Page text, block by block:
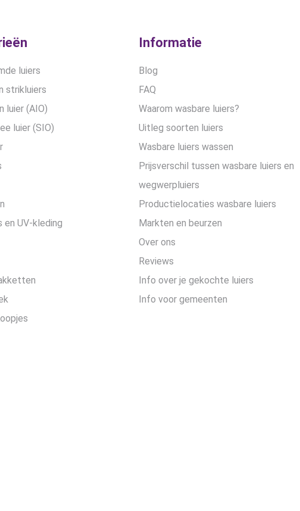
luiers
strikluiers
luier (AIO)
luier (SIO)
en UV-kleding
Informatie
Blog
FAQ
Waarom wasbare luiers?
Uitleg soorten luiers
Wasbare luiers wassen
Prijsverschil tussen wasbare luiers en
wegwerpluiers
Productielocaties wasbare luiers
Markten en beurzen
Over ons
Reviews
Info over je gekochte luiers
Info voor gemeenten